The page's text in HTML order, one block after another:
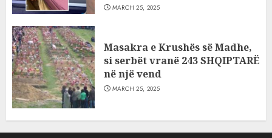
MARCH 25, 2025
Masakra e Krushës së Madhe,
si serbët vranë 243 SHQIPTARË
në një vend
MARCH 25, 2025